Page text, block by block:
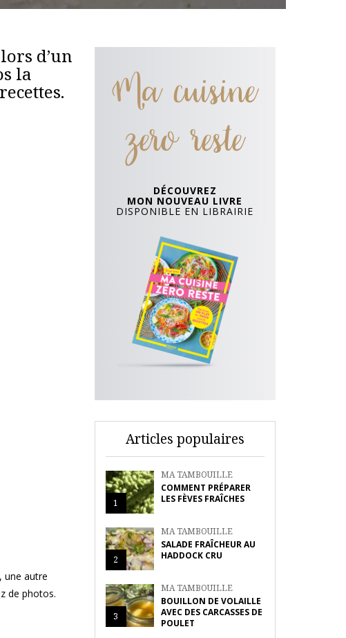
lors d’un
la
une autre
de photos.
Ma cuisine
zero reste
DÉCOUVREZ
MON NOUVEAU LIVRE
DISPONIBLE EN LIBRAIRIE
Articles populaires
1
MA TAMBOUILLE
COMMENT PRÉPARER
LES FÈVES FRAÎCHES
2
MA TAMBOUILLE
SALADE FRAÎCHEUR AU
HADDOCK CRU
3
MA TAMBOUILLE
BOUILLON DE VOLAILLE
AVEC DES CARCASSES DE
POULET